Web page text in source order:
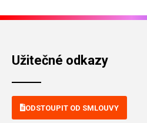
Užitečné odkazy
ODSTOUPIT OD SMLOUVY